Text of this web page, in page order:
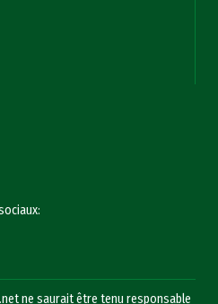
ne saurait être tenu responsable